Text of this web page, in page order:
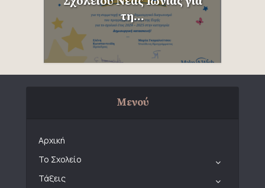
τη...
Μενού
Αρχική
Το Σχολείο
Τάξεις